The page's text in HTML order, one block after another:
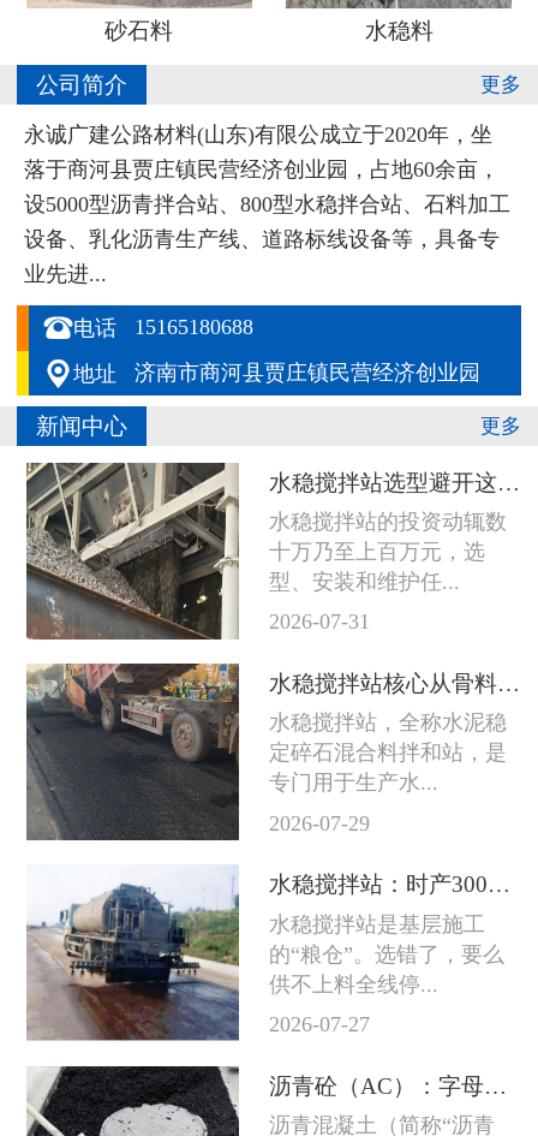
砂石料 水稳料
更多
公司简介
永诚广建公路材料(山东)有限公成立于2020年，坐
落于商河县贾庄镇民营经济创业园，占地60余亩，
设5000型沥青拌合站、800型水稳拌合站、石料加工
设备、乳化沥青生产线、道路标线设备等，具备专
业先进...
电话 15165180688
地址 济南市商河县贾庄镇民营经济创业园
更多
新闻中心
水稳搅拌站选型避开这五个坑，设备多用五年
水稳搅拌站的投资动辄数
十万乃至上百万元，选
型、安装和维护任...
2026-07-31
水稳搅拌站核心从骨料到成品料的完整技术链条
水稳搅拌站，全称水泥稳
定碎石混合料拌和站，是
专门用于生产水...
2026-07-29
水稳搅拌站：时产300吨和800吨差的不只是产量
水稳搅拌站是基层施工
的“粮仓”。选错了，要么
供不上料全线停...
2026-07-27
沥青砼（AC）：字母后面的数字越大石头越粗
沥青混凝土（简称“沥青